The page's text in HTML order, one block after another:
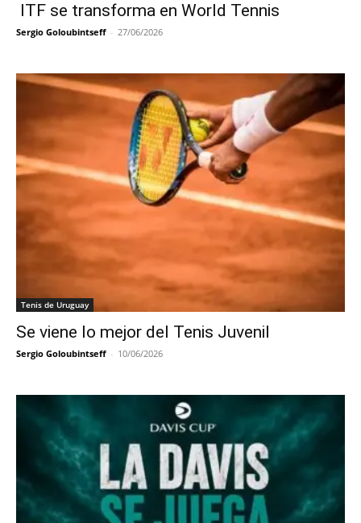
ITF se transforma en World Tennis
Sergio Goloubintseff - 27/06/2026
Tenis de Uruguay
Se viene lo mejor del Tenis Juvenil
Sergio Goloubintseff - 10/06/2026